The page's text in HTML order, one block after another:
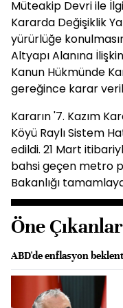
Müteakip Devri ile
Kararda Değişiklik
yürürlüğe
Altyapı Alanına
Kanun Hükmünde
gereğince karar
Kararın '7. Kazım
Köyü Raylı Sistem
edildi. 21 Mart
bahsi geçen metro
Bakanlığı
Öne Çıkanlar
ABD'de enflasyon